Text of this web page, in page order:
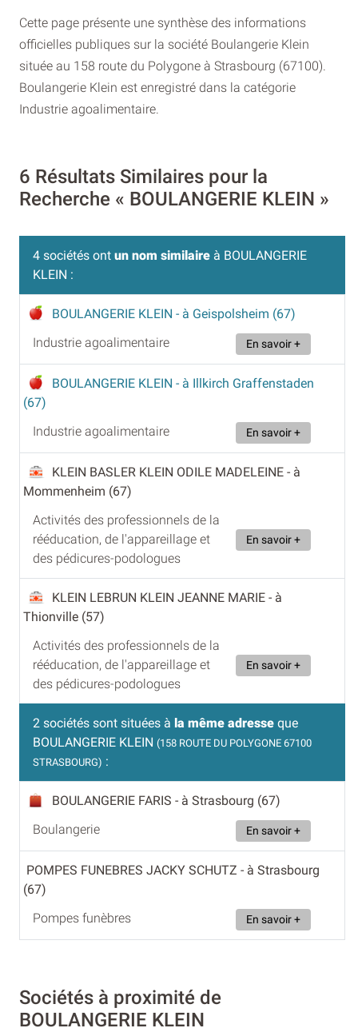
Cette page présente une synthèse des informations
officielles publiques sur la société Boulangerie Klein
située au 158 route du Polygone à Strasbourg (67100).
Boulangerie Klein est enregistré dans la catégorie
Industrie agoalimentaire.
6 Résultats Similaires pour la
Recherche « BOULANGERIE KLEIN »
4 sociétés ont un nom similaire à BOULANGERIE
KLEIN :
BOULANGERIE KLEIN - à Geispolsheim (67)
Industrie agoalimentaire
En savoir +
BOULANGERIE KLEIN - à Illkirch Graffenstaden
(67)
Industrie agoalimentaire
En savoir +
KLEIN BASLER KLEIN ODILE MADELEINE - à
Mommenheim (67)
Activités des professionnels de la
rééducation, de l'appareillage et
des pédicures-podologues
En savoir +
KLEIN LEBRUN KLEIN JEANNE MARIE - à
Thionville (57)
Activités des professionnels de la
rééducation, de l'appareillage et
des pédicures-podologues
En savoir +
2 sociétés sont situées à la même adresse que
BOULANGERIE KLEIN (158 ROUTE DU POLYGONE 67100
STRASBOURG) :
BOULANGERIE FARIS - à Strasbourg (67)
Boulangerie
En savoir +
POMPES FUNEBRES JACKY SCHUTZ - à Strasbourg
(67)
Pompes funèbres
En savoir +
Sociétés à proximité de
BOULANGERIE KLEIN